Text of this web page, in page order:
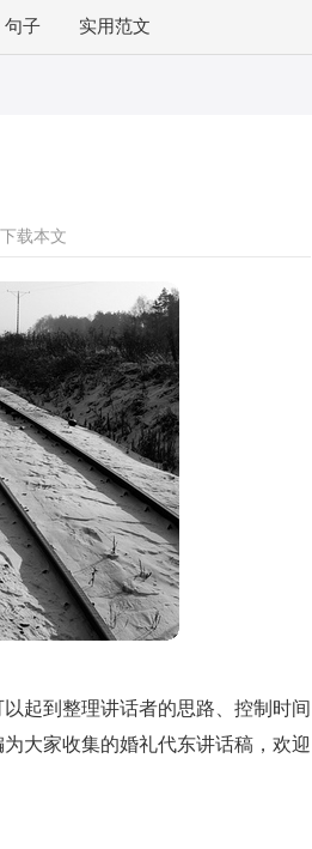
句子 实用范文
下载本文
起到整理讲话者的思路、控制时间
大家收集的婚礼代东讲话稿，欢迎